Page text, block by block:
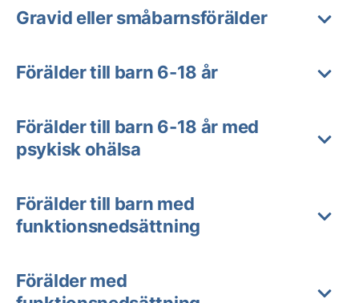
Gravid eller småbarnsförälder
Förälder till barn 6-18 år
Förälder till barn 6-18 år med
psykisk ohälsa
Förälder till barn med
funktionsnedsättning
Förälder med